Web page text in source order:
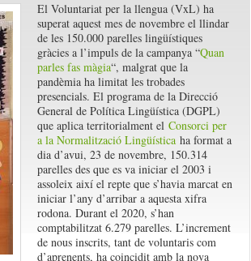
El Voluntariat per la llengua (VxL) ha
superat aquest mes de novembre el llindar
de les 150.000 parelles lingüístiques
gràcies a l’impuls de la campanya “Quan
parles fas màgia“, malgrat que la
pandèmia ha limitat les trobades
presencials. El programa de la Direcció
General de Política Lingüística (DGPL)
que aplica territorialment el Consorci per
a la Normalització Lingüísticaha format a
dia d’avui, 23 de novembre, 150.314
parelles des que es va iniciar el 2003 i
assoleix així el repte que s’havia marcat en
iniciar l’any d’arribar a aquesta xifra
rodona. Durant el 2020, s’han
comptabilitzat 6.279 parelles. L’increment
de nous inscrits, tant de voluntaris com
d’aprenents, ha coincidit amb la nova